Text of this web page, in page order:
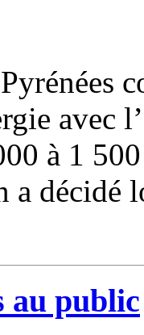
avec
à 1
a décidé
au public